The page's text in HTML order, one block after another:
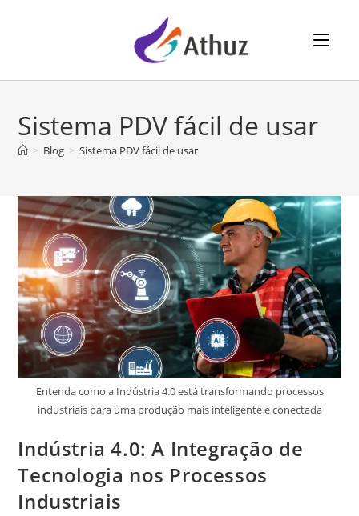
Sistema PDV fácil de usar
> Blog > Sistema PDV fácil de usar
Entenda como a Indústria 4.0 está transformando processos
industriais para uma produção mais inteligente e conectada
Indústria 4.0: A Integração de
Tecnologia nos Processos
Industriais